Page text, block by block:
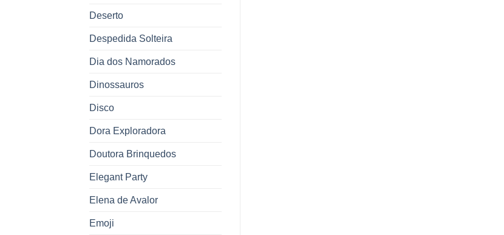
Deserto
Despedida Solteira
Dia dos Namorados
Dinossauros
Disco
Dora Exploradora
Doutora Brinquedos
Elegant Party
Elena de Avalor
Emoji